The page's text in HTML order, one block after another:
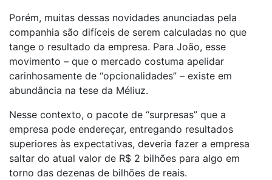
Porém, muitas dessas novidades anunciadas pela
companhia são difíceis de serem calculadas no que
tange o resultado da empresa. Para João, esse
movimento – que o mercado costuma apelidar
carinhosamente de “opcionalidades” – existe em
abundância na tese da Méliuz.
Nesse contexto, o pacote de “surpresas” que a
empresa pode endereçar, entregando resultados
superiores às expectativas, deveria fazer a empresa
saltar do atual valor de R$ 2 bilhões para algo em
torno das dezenas de bilhões de reais.